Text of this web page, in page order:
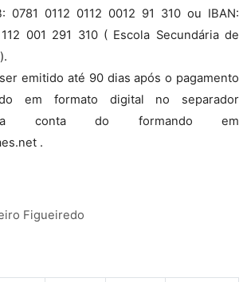
0781 0112 0112 0012 91 310 ou IBAN:
001 291 310 ( Escola Secundária de
emitido até 90 dias após o pagamento
em formato digital no separador
da conta do formando em
.
Figueiredo